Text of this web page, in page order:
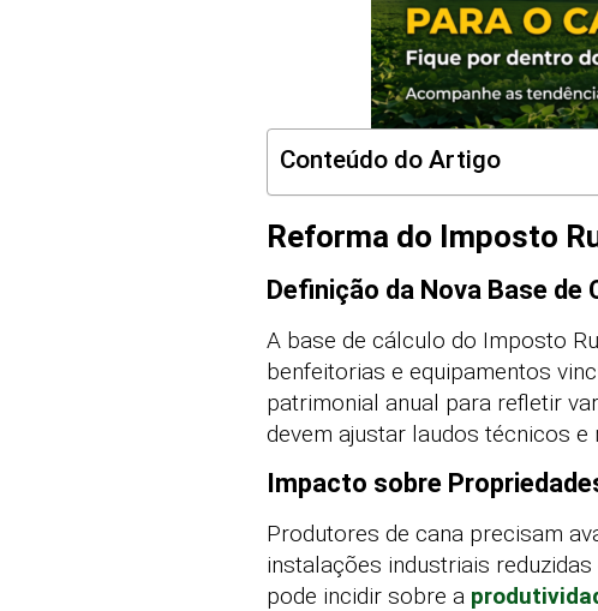
Conteúdo do Artigo
Reforma do Imposto
Definição da Nova Base de
A base de cálculo do Imposto
benfeitorias e equipamentos
patrimonial anual para refletir
devem ajustar laudos técnicos
Impacto sobre
Produtores de cana precisam
instalações industriais
pode incidir sobre a